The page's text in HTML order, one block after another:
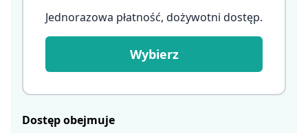
Jednorazowa płatność, dożywotni dostęp.
Wybierz
Dostęp obejmuje